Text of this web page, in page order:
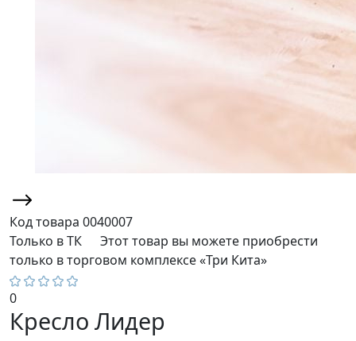
Код товара 0040007
Только в ТК
Этот товар вы можете приобрести
только в торговом комплексе «Три Кита»
0
Кресло Лидер